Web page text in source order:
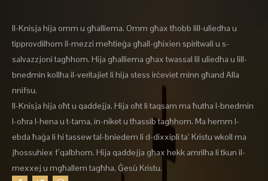
Il-Knisja hija omm u għalliema. Omm għax tħobb lill-uliedha u
tipprovdilhom il-mezzi meħtieġa għall-għixien spiritwali u s-
salvazzjoni tagħhom. Hija għalliema għax twassal lil uliedha u lill-
bnedmin kollha il-veritajiet li hija stess irċeviet minn għand Alla
nnifsu.
Il-Knisja hija oħt u qaddejja. Hija oħt li taqsam ma ħutha l-bnedmin
l-oħra l-hena u t-tama, in-niket u tħassib tagħhom. Ma hemm l-
ebda ħaġa li hi tassew tal-bniedem li d-dixxipli ta’ Kristu wkoll ma
jħossuhiex f’qalbhom. Hija qaddejja għax hekk amrilha li tkun il-
mexxej u mgħallem tagħha, Ġesù Kristu.